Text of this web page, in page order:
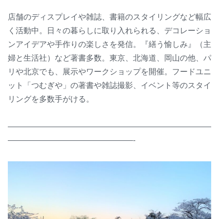
店舗のディスプレイや雑誌、書籍のスタイリングなど幅広
く活動中。日々の暮らしに取り入れられる、デコレーショ
ンアイデアや手作りの楽しさを発信。『繕う愉しみ』（主
婦と生活社）など著書多数。東京、北海道、岡山の他、パ
リや北京でも、展示やワークショップを開催。フードユニ
ット「つむぎや」の著書や雑誌撮影、イベント等のスタイ
リングを多数手がける。
——————————————————————————
————————————————-